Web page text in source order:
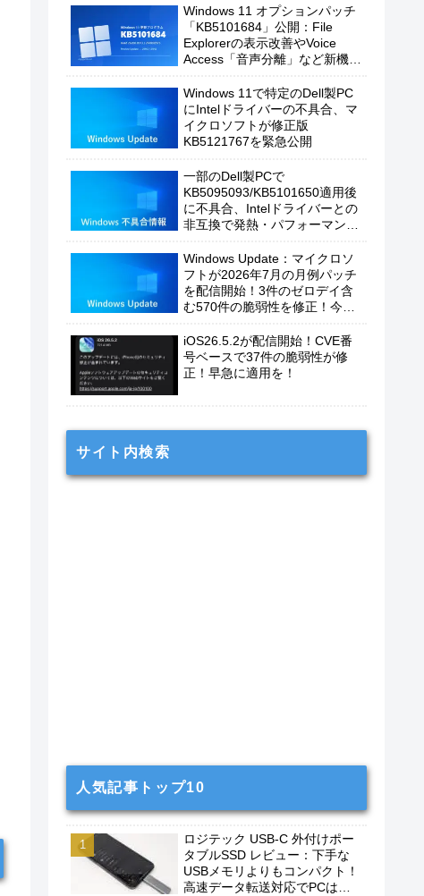
Windows 11 オプションパッチ
「KB5101684」公開：File
Explorerの表示改善やVoice
Access「音声分離」など新機能
Windows 11で特定のDell製PC
にIntelドライバーの不具合、マ
イクロソフトが修正版
KB5121767を緊急公開
一部のDell製PCで
KB5095093/KB5101650適用後
に不具合、Intelドライバーとの
非互換で発熱・パフォーマンス
Windows Update：マイクロソ
フトが2026年7月の月例パッチ
を配信開始！3件のゼロデイ含
む570件の脆弱性を修正！今す
iOS26.5.2が配信開始！CVE番
号ベースで37件の脆弱性が修
正！早急に適用を！
サイト内検索
人気記事トップ10
ロジテック USB-C 外付けポー
タブルSSD レビュー：下手な
USBメモリよりもコンパクト！
高速データ転送対応でPCは勿